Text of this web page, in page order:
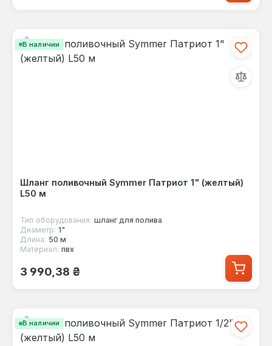
В наличии
Шланг поливочный Symmer Патриот 1" (желтый)
L50 м
Тип оборудования: шланг для полива
Диаметр: 1"
Длина: 50 м
Материал: пвх
Обычная цена:
3 990,38 ₴
В наличии